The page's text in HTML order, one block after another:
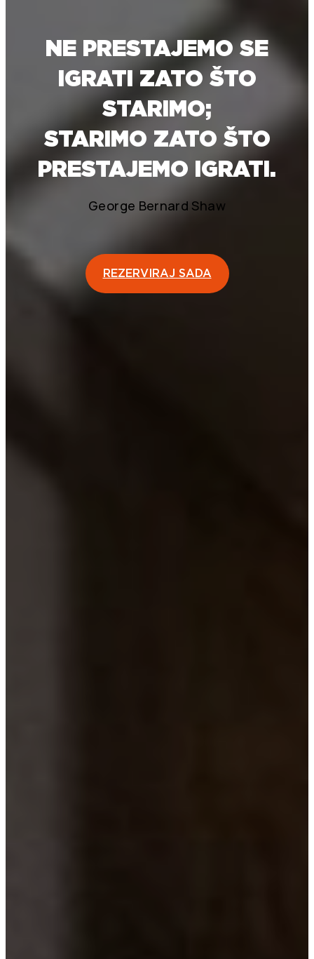
NE PRESTAJEMO SE
IGRATI ZATO ŠTO
STARIMO;
STARIMO ZATO ŠTO
PRESTAJEMO IGRATI.
George Bernard Shaw
REZERVIRAJ SADA